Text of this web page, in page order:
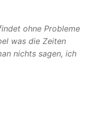
ohne Probleme
was die Zeiten
nichts sagen, ich